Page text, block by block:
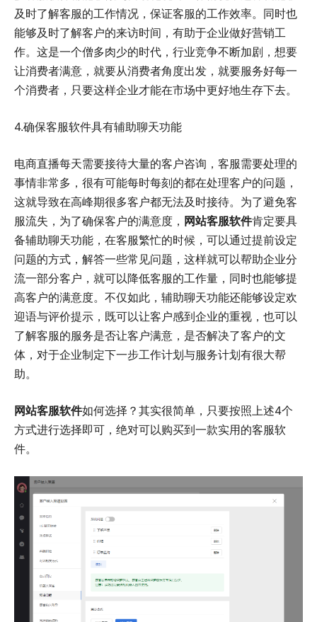
及时了解客服的工作情况，保证客服的工作效率。同时也
能够及时了解客户的来访时间，有助于企业做好营销工
作。这是一个僧多肉少的时代，行业竞争不断加剧，想要
让消费者满意，就要从消费者角度出发，就要服务好每一
个消费者，只要这样企业才能在市场中更好地生存下去。
4.确保客服软件具有辅助聊天功能
电商直播每天需要接待大量的客户咨询，客服需要处理的
事情非常多，很有可能每时每刻的都在处理客户的问题，
这就导致在高峰期很多客户都无法及时接待。为了避免客
服流失，为了确保客户的满意度， 网站客服软件肯定要具
备辅助聊天功能，在客服繁忙的时候，可以通过提前设定
问题的方式，解答一些常见问题，这样就可以帮助企业分
流一部分客户，就可以降低客服的工作量，同时也能够提
高客户的满意度。不仅如此，辅助聊天功能还能够设定欢
迎语与评价提示，既可以让客户感到企业的重视，也可以
了解客服的服务是否让客户满意，是否解决了客户的文
体，对于企业制定下一步工作计划与服务计划有很大帮
助。
网站客服软件如何选择？其实很简单，只要按照上述4个
方式进行选择即可，绝对可以购买到一款实用的客服软
件。